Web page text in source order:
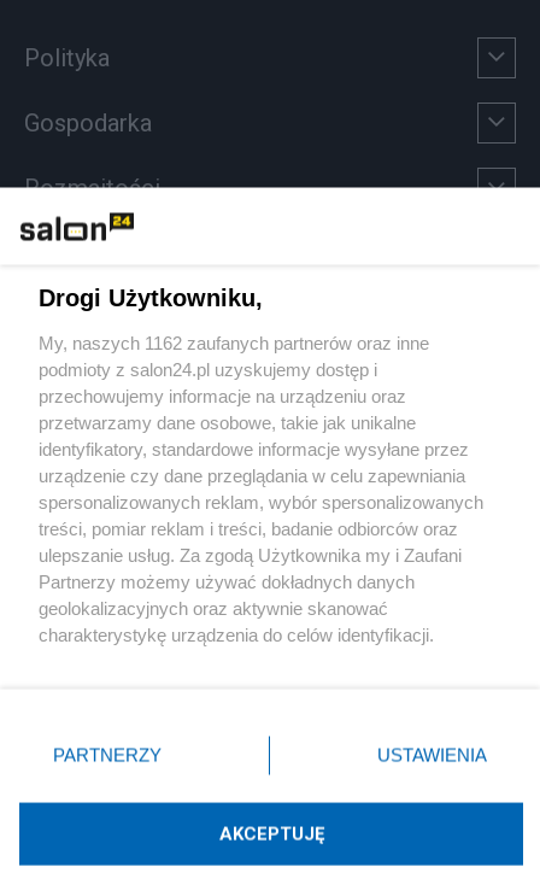
Polityka
Gospodarka
Rozmaitości
Sport
Społeczeństwo
Kultura
X Facebook Instagram Youtube
Technologię dostarcza:W3media.pl
Drogi Użytkowniku,
My, naszych 1162 zaufanych partnerów oraz inne
podmioty z salon24.pl uzyskujemy dostęp i
przechowujemy informacje na urządzeniu oraz
przetwarzamy dane osobowe, takie jak unikalne
identyfikatory, standardowe informacje wysyłane przez
urządzenie czy dane przeglądania w celu zapewniania
spersonalizowanych reklam, wybór spersonalizowanych
treści, pomiar reklam i treści, badanie odbiorców oraz
ulepszanie usług. Za zgodą Użytkownika my i Zaufani
Partnerzy możemy używać dokładnych danych
geolokalizacyjnych oraz aktywnie skanować
charakterystykę urządzenia do celów identyfikacji.
zmienić/wycofać klikając przycisk ustawień prywatności
znajdujący się w lewym dolnym rogu strony
rodzaje przetwarzania danych nie wymagają zgody
użytkownika, ale masz prawo sprzeciwić się takiemu
przetwarzaniu. Preferencje będą miały zastosowania tylko
PARTNERZY USTAWIENIA
AKCEPTUJĘ